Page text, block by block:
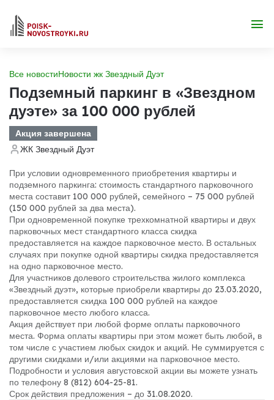
Все новостиНовости жк Звездный Дуэт
Подземный паркинг в «Звездном
дуэте» за 100 000 рублей
Акция завершена
ЖК Звездный Дуэт
При условии одновременного приобретения квартиры и
подземного паркинга: стоимость стандартного парковочного
места составит 100 000 рублей, семейного – 75 000 рублей
(150 000 рублей за два места).
При одновременной покупке трехкомнатной квартиры и двух
парковочных мест стандартного класса скидка
предоставляется на каждое парковочное место. В остальных
случаях при покупке одной квартиры скидка предоставляется
на одно парковочное место.
Для участников долевого строительства жилого комплекса
«Звездный дуэт», которые приобрели квартиры до 23.03.2020,
предоставляется скидка 100 000 рублей на каждое
парковочное место любого класса.
Акция действует при любой форме оплаты парковочного
места. Форма оплаты квартиры при этом может быть любой, в
том числе с участием любых скидок и акций. Не суммируется с
другими скидками и/или акциями на парковочное место.
Подробности и условия августовской акции вы можете узнать
по телефону 8 (812) 604-25-81.
Срок действия предложения – до 31.08.2020.